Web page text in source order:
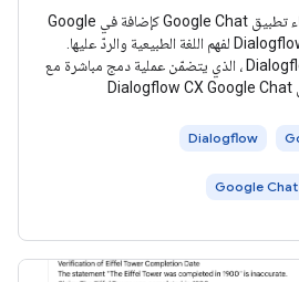
تشرح هذه الصفحة كيفية إنشاء تطبيق Google Chat كإضافة في Google
Workspace تستخدم Dialogflow ES لفهم اللغة الطبيعية والردّ عليها.
يمكنك أيضًا استخدام Dialogflow CX ، الذي يتضمّن عملية دمج مباشرة مع
Dialogflow
Google Chat